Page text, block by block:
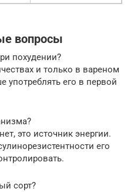
вопросы
похудении?
и только в вареном
употреблять его в первой
это источник энергии.
его
сорт?